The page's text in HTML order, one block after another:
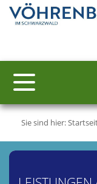
Sie sind hier: